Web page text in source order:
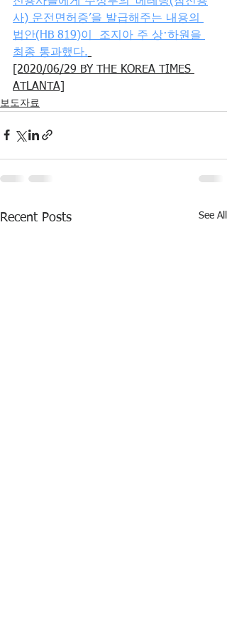
사) 운전면허증’을 발급해주는 내용의
법안(HB 819)이  조지아 주 상·하원을
최종 통과했다.
[2020/06/29 BY THE KOREA TIMES
ATLANTA]
보도자료
Recent Posts See All